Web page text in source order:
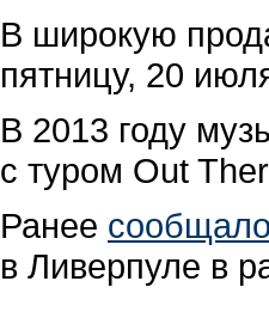
В широкую
пятницу, 20
В 2013 году
с туром Out
Ранее
в Ливерпуле в